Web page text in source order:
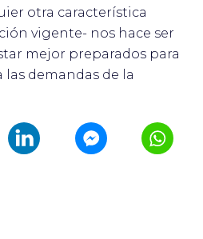
otra característica
vigente- nos hace ser
mejor preparados para
demandas de la